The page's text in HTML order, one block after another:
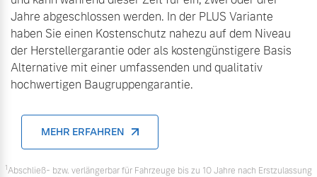
Mehr erfahren
Versicherung
Jahre abgeschlossen werden. In der PLUS Variante
haben Sie einen Kostenschutz nahezu auf dem Niveau
der Herstellergarantie oder als kostengünstigere Basis
Alternative mit einer umfassenden und qualitativ
hochwertigen Baugruppengarantie.
MEHR ERFAHREN
1Abschließ- bzw. verlängerbar für Fahrzeuge bis zu 10 Jahre nach Erstzulassung